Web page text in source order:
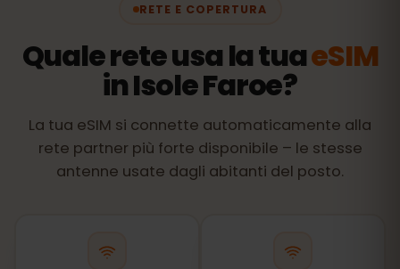
RETE E COPERTURA
Quale rete usa la tuaeSIM
in Isole Faroe?
La tua eSIM si connette automaticamente alla
rete partner più forte disponibile – le stesse
antenne usate dagli abitanti del posto.